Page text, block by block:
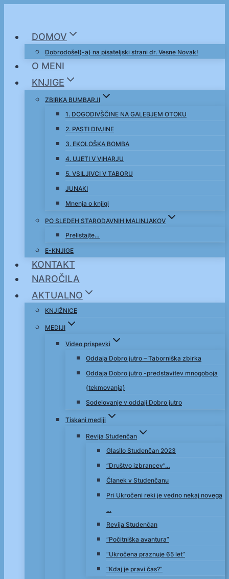
contentDOMOV
Dobrodošel(-a) na pisateljski strani dr. Vesne Novak!
O MENI
KNJIGE
ZBIRKA BUMBARJI
1. DOGODIVŠČINE NA GALEBJEM OTOKU
2. PASTI DIVJINE
3. EKOLOŠKA BOMBA
4. UJETI V VIHARJU
5. VSILJIVCI V TABORU
JUNAKI
Mnenja o knjigi
PO SLEDEH STARODAVNIH MALINJAKOV
Prelistajte…
E-KNJIGE
KONTAKT
NAROČILA
AKTUALNO
KNJIŽNICE
MEDIJI
Video prispevki
Oddaja Dobro jutro – Taborniška zbirka
Oddaja Dobro jutro -predstavitev mnogoboja
(tekmovanja)
Sodelovanje v oddaji Dobro jutro
Tiskani mediji
Revija Studenčan
Glasilo Studenčan 2023
“Društvo izbrancev”…
Članek v Studenčanu
Pri Ukročeni reki je vedno nekaj novega
…
Revija Studenčan
“Počitniška avantura”
“Ukročena praznuje 65 let”
“Kdaj je pravi čas?”